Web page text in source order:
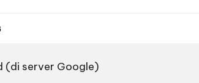
(di server Google)